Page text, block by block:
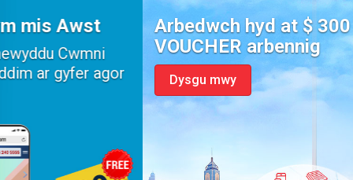
Arbedwch hyd at $ 300 a Derbyn
VOUCHER arbennig
Dysgu mwy